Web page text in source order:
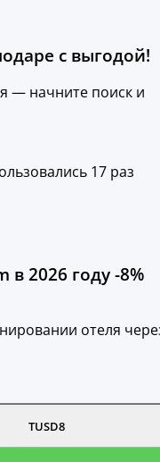
с выгодой!
— начните поиск и
17 раз
2026 году -8%
отеля
TUSD8